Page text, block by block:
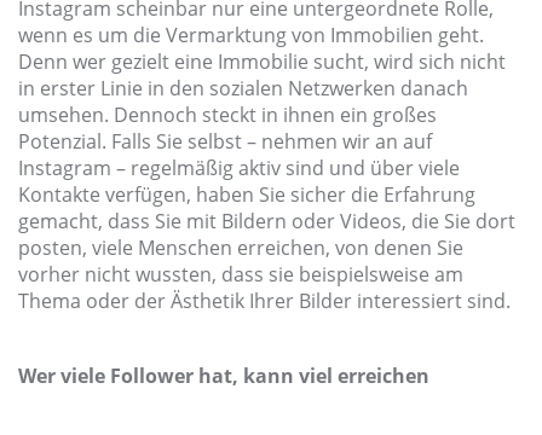
Instagram scheinbar nur eine untergeordnete Rolle,
wenn es um die Vermarktung von Immobilien geht.
Denn wer gezielt eine Immobilie sucht, wird sich nicht
in erster Linie in den sozialen Netzwerken danach
umsehen. Dennoch steckt in ihnen ein großes
Potenzial. Falls Sie selbst – nehmen wir an auf
Instagram – regelmäßig aktiv sind und über viele
Kontakte verfügen, haben Sie sicher die Erfahrung
gemacht, dass Sie mit Bildern oder Videos, die Sie dort
posten, viele Menschen erreichen, von denen Sie
vorher nicht wussten, dass sie beispielsweise am
Thema oder der Ästhetik Ihrer Bilder interessiert sind.
Wer viele Follower hat, kann viel erreichen